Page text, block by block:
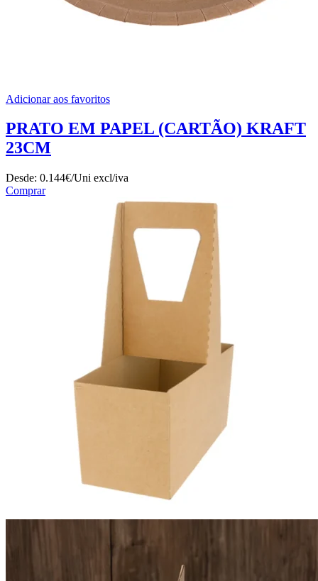
Adicionar aos favoritos
PRATO EM PAPEL (CARTÃO) KRAFT
23CM
Desde: 0.144€/Uni excl/iva
Comprar